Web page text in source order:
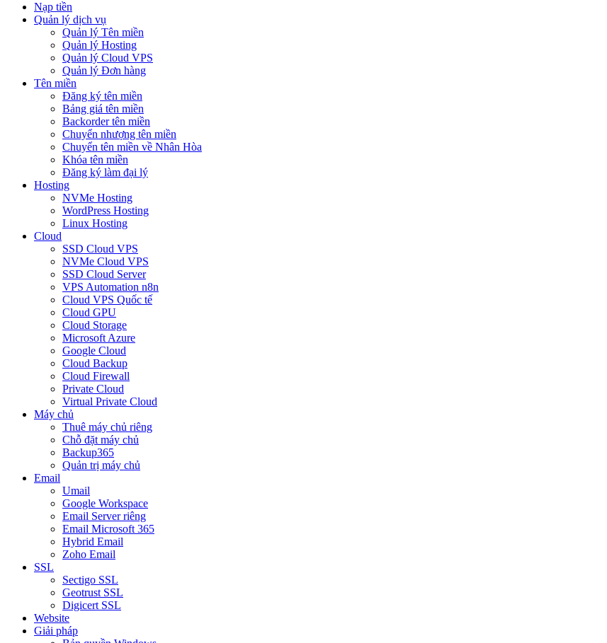
Nạp tiền
Quản lý dịch vụ
Quản lý Tên miền
Quản lý Hosting
Quản lý Cloud VPS
Quản lý Đơn hàng
Tên miền
Đăng ký tên miền
Bảng giá tên miền
Backorder tên miền
Chuyển nhượng tên miền
Chuyển tên miền về Nhân Hòa
Khóa tên miền
Đăng ký làm đại lý
Hosting
NVMe Hosting
WordPress Hosting
Linux Hosting
Cloud
SSD Cloud VPS
NVMe Cloud VPS
SSD Cloud Server
VPS Automation n8n
Cloud VPS Quốc tế
Cloud GPU
Cloud Storage
Microsoft Azure
Google Cloud
Cloud Backup
Cloud Firewall
Private Cloud
Virtual Private Cloud
Máy chủ
Thuê máy chủ riêng
Chỗ đặt máy chủ
Backup365
Quản trị máy chủ
Email
Umail
Google Workspace
Email Server riêng
Email Microsoft 365
Hybrid Email
Zoho Email
SSL
Sectigo SSL
Geotrust SSL
Digicert SSL
Website
Giải pháp